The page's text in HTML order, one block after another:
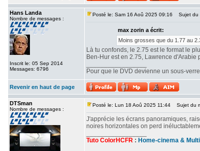
Hans Landa
Nombre de messages :
Inscrit le: 05 Sep 2014
Messages: 6796
Posté le: Sam 16 Aoû 2025 09:16 Sujet du
max zorin a écrit:
Moins grosses que du 1.77 au
Là tu confonds, le 2.75 est le format le
Ben-Hur est en 2.75, Lawrence d'Arabie
Pour que le DVD devienne un sous-
Revenir en haut de page
DTSman
Nombre de messages :
Posté le: Lun 18 Aoû 2025 11:44 Sujet du
J'apprécie les écrans panoramiques,
noires horizontales on perd
Tuto ColorHCFR : Home-cinema &